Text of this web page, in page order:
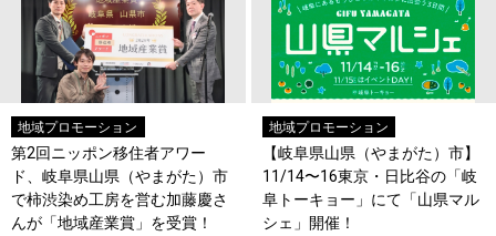
地域プロモーション
第2回ニッポン移住者アワー
ド、岐阜県山県（やまがた）市
で柿渋染め工房を営む加藤慶さ
んが「地域産業賞」を受賞！
地域プロモーション
【岐阜県山県（やまがた）市】
11/14〜16東京・日比谷の「岐
阜トーキョー」にて「山県マル
シェ」開催！